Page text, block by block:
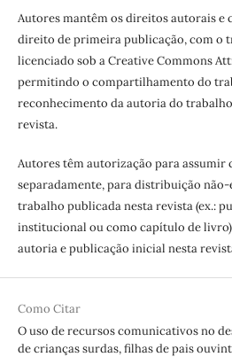
Autores mantêm os direitos autorais e
direito de primeira publicação, com o
licenciado sob a Creative Commons
permitindo o compartilhamento do
reconhecimento da autoria do
revista.
Autores têm autorização para
separadamente, para distribuição não-
trabalho publicada nesta revista (ex.:
institucional ou como capítulo de
autoria e publicação inicial nesta
Como Citar
O uso de recursos comunicativos no
de crianças surdas, filhas de pais